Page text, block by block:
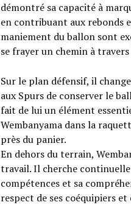
démontré sa capacité à
en contribuant aux rebonds
maniement du ballon sont
se frayer un chemin à
Sur le plan défensif, il
aux Spurs de conserver le
fait de lui un élément
Wembanyama dans la
près du panier.
En dehors du terrain,
travail. Il cherche
compétences et sa
respect de ses coéquipiers